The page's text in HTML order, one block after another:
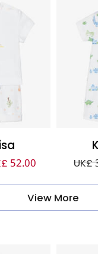
52.00 UK£
View More